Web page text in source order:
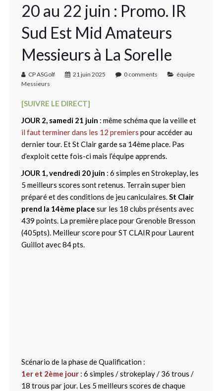
20 au 22 juin : Promo. IR
Sud Est Mid Amateurs
Messieurs à La Sorelle
CP ASGolf 21 juin 2025 0 comments
équipe
Messieurs
[SUIVRE LE DIRECT]
JOUR 2, samedi 21 juin : même schéma que la veille et
il faut terminer dans les 12 premiers pour accéder au
dernier tour. Et St Clair garde sa 14ème place. Pas
d’exploit cette fois-ci mais l’équipe apprends.
JOUR 1, vendredi 20 juin : 6 simples en Strokeplay, les
5 meilleurs scores sont retenus. Terrain super bien
préparé et des conditions de jeu caniculaires.St Clair
prend la 14ème place sur les 18 clubs présents avec
439 points. La première place pour Grenoble Bresson
(405pts). Meilleur score pour ST CLAIR pour Laurent
Guillot avec 84 pts.
Scénario de la phase de Qualification :
1er et 2ème jour : 6 simples / strokeplay / 36 trous /
18 trous par jour. Les 5 meilleurs scores de chaque